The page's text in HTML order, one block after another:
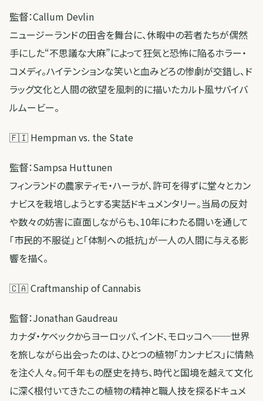
監督：Callum Devlin
ニュージーランドの田舎を舞台に、休暇中の若者たちが偶然
手にした“不思議な大麻”によって狂気と恐怖に陥るホラー・
コメディ。ハイテンションな笑いと血みどろの惨劇が交錯し、ド
ラッグ文化と人間の欲望を風刺的に描いたカルト風サバイバ
ルムービー。
🇫🇮 Hempman vs. the State
監督：Sampsa Huttunen
フィンランドの農家ティモ・ハーラが、許可を得ずに堂々とカン
ナビスを栽培しようとする実話ドキュメンタリー。当局の反対
や数々の妨害に直面しながらも、10年にわたる闘いを通して
「市民的不服従」と「体制への抵抗」が一人の人間に与える影
響を描く。
🇨🇦 Craftmanship of Cannabis
監督：Jonathan Gaudreau
カナダ・ケベックからヨーロッパ、インド、モロッコへ──世界
を旅しながら出会ったのは、ひとつの植物「カンナビス」に情熱
を注ぐ人々。何千年もの歴史を持ち、時代と国境を越えて文化
に深く根付いてきたこの植物の精神と職人技を探るドキュメ